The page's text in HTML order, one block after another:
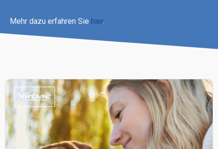
Mehr dazu erfahren Sie hier.